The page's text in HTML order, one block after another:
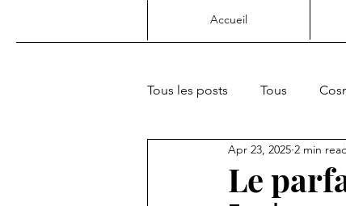
Accueil
Tous les posts Tous
Joie de vivre & confort
Le
Apr 23, 2025 2 min